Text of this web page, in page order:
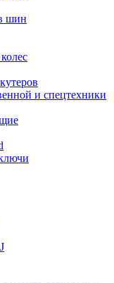
шин
и спецтехники